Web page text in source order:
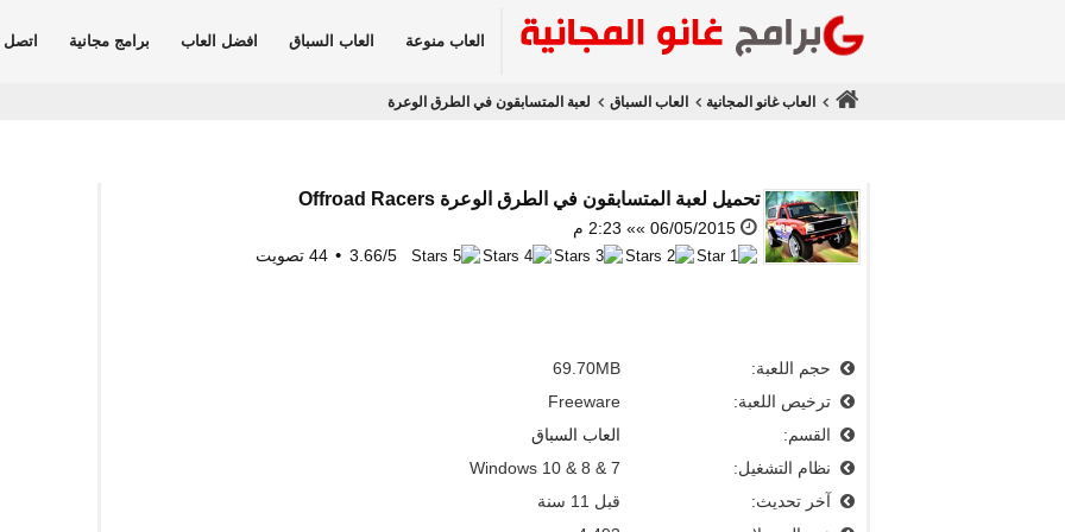
العاب منوعة العاب السباق افضل العاب برامج مجانية اتصل
العاب غانو المجانية العاب السباق لعبة المتسابقون في الطرق الوعرة
تحميل لعبة المتسابقون في الطرق الوعرة Offroad Racers
06/05/2015 »» 2:23 م
3.66/5
44 تصويت
حجم اللعبة:
69.70MB
ترخيص اللعبة:
Freeware
القسم:
العاب السباق
نظام التشغيل:
Windows 10 & 8 & 7
آخر تحديث:
قبل 11 سنة